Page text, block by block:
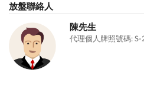
放盤聯絡人
陳先生
代理個人牌照號碼: